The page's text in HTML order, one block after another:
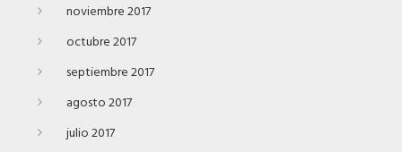
noviembre 2017
octubre 2017
septiembre 2017
agosto 2017
julio 2017